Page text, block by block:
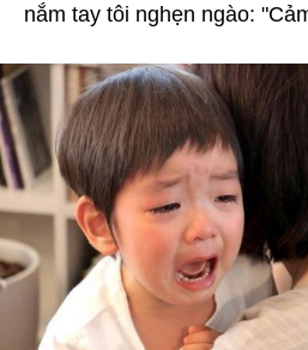
nắm tay tôi nghẹn ngào: